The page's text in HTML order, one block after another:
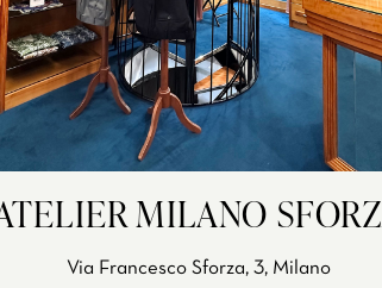
MILANO
Via Francesco Sforza, 3, Milano